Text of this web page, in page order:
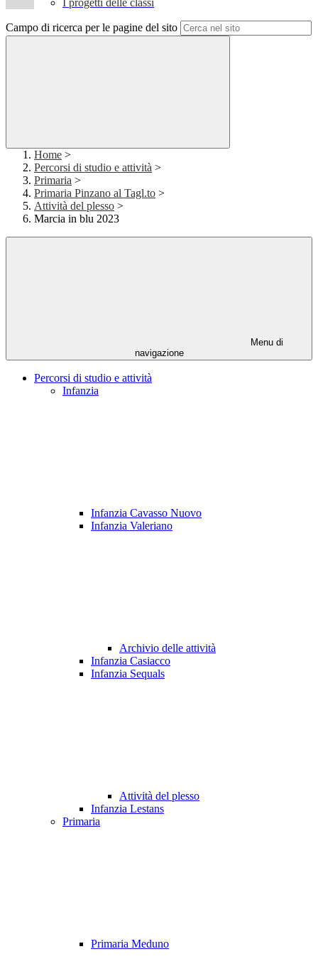
I progetti delle classi
Campo di ricerca per le pagine del sito
Home >
Percorsi di studio e attività >
Primaria >
Primaria Pinzano al Tagl.to >
Attività del plesso >
Marcia in blu 2023
Menu di
navigazione
Percorsi di studio e attività
Infanzia
Infanzia Cavasso Nuovo
Infanzia Valeriano
Archivio delle attività
Infanzia Casiacco
Infanzia Sequals
Attività del plesso
Infanzia Lestans
Primaria
Primaria Meduno